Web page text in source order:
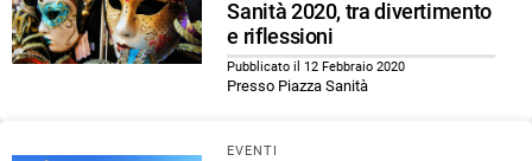
Sanità 2020, tra divertimento
e riflessioni
Pubblicato il 12 Febbraio 2020
Presso Piazza Sanità
EVENTI